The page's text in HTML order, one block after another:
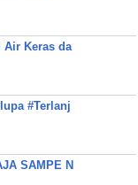
Air Keras da
#Terlanj
SAMPE N